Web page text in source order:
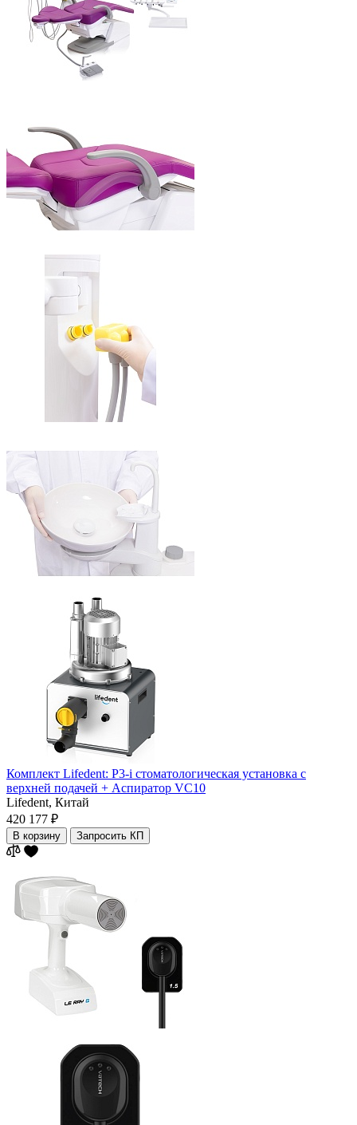
Комплект Lifedent: P3-i стоматологическая установка с
верхней подачей + Аспиратор VC10
Lifedent, Китай
420 177 ₽
В корзину Запросить КП